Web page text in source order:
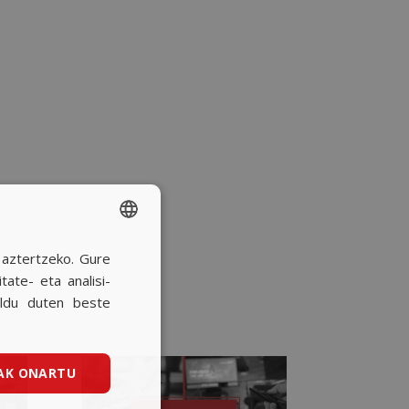
SPANISH
BASQUE
Gure
eta analisi-
duten beste
ONARTU